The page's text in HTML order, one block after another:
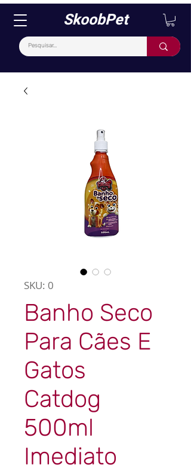
SkoobPet
SKU: 0
Banho Seco
Para Cães E
Gatos
Catdog
500ml
Imediato